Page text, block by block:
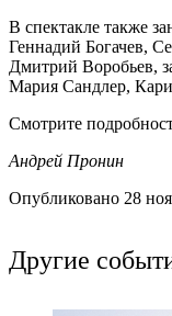
В спектакле также
Геннадий Богачев,
Дмитрий Воробьев,
Мария Сандлер,
Смотрите
Андрей Пронин
Опубликовано 28
Другие